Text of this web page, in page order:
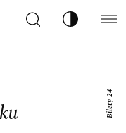
Szukaj Zmień
Bilety 24